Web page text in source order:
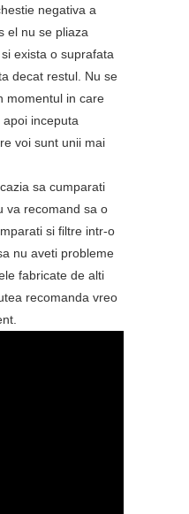
negativa a
el nu se pliaza
exista o suprafata
decat restul. Nu se
momentul in care
inceputa
voi sunt unii mai
sa cumparati
va recomand sa o
si filtre intr-o
nu aveti probleme
fabricate de alti
recomanda vreo